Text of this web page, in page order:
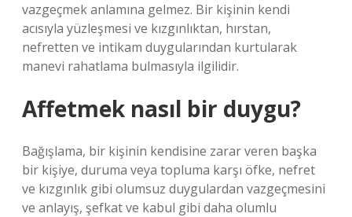
vazgeçmek anlamına gelmez. Bir kişinin kendi
acısıyla yüzleşmesi ve kızgınlıktan, hırstan,
nefretten ve intikam duygularından kurtularak
manevi rahatlama bulmasıyla ilgilidir.
Affetmek nasıl bir duygu?
Bağışlama, bir kişinin kendisine zarar veren başka
bir kişiye, duruma veya topluma karşı öfke, nefret
ve kızgınlık gibi olumsuz duygulardan vazgeçmesini
ve anlayış, şefkat ve kabul gibi daha olumlu